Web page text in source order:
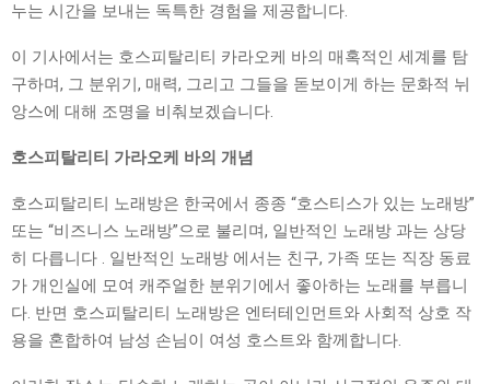
누는 시간을 보내는 독특한 경험을 제공합니다.
이 기사에서는 호스피탈리티 카라오케 바의 매혹적인 세계를 탐
구하며, 그 분위기, 매력, 그리고 그들을 돋보이게 하는 문화적 뉘
앙스에 대해 조명을 비춰보겠습니다.
호스피탈리티 가라오케 바의 개념
호스피탈리티 노래방은 한국에서 종종 “호스티스가 있는 노래방”
또는 “비즈니스 노래방”으로 불리며, 일반적인 노래방 과는 상당
히 다릅니다 . 일반적인 노래방 에서는 친구, 가족 또는 직장 동료
가 개인실에 모여 캐주얼한 분위기에서 좋아하는 노래를 부릅니
다. 반면 호스피탈리티 노래방은 엔터테인먼트와 사회적 상호 작
용을 혼합하여 남성 손님이 여성 호스트와 함께합니다.